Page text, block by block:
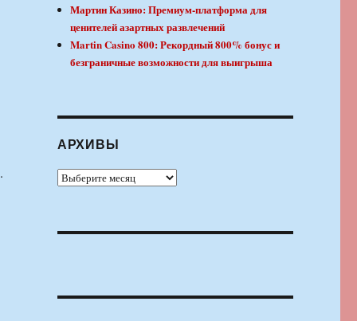
Мартин Казино: Премиум-платформа для
ценителей азартных развлечений
Martin Casino 800: Рекордный 800% бонус и
безграничные возможности для выигрыша
АРХИВЫ
Архивы